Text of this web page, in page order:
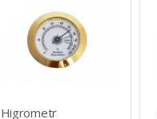
Higrometr